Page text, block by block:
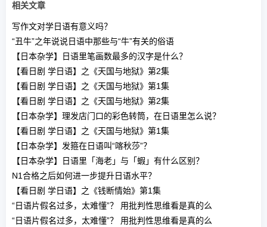
相关文章
写作文对学日语有意义吗？
“丑牛”之年说说日语中那些与“牛”有关的俗语
【日本杂学】日语里笔画数最多的汉字是什么？
【看日剧 学日语】之《天国与地狱》第2集
【看日剧 学日语】之《天国与地狱》第1集
【看日剧 学日语】之《天国与地狱》第2集
【日本杂学】理发店门口的彩色转筒，在日语里怎么说？
【看日剧 学日语】之《天国与地狱》第1集
【日本杂学】发箍在日语叫“喀秋莎”？
【日本杂学】日语里「海老」与「蝦」有什么区别？
N1合格之后如何进一步提升日语水平？
【看日剧 学日语】之《钱断情始》第1集
“日语片假名过多，太难懂”？ 用批判性思维看是真的么
“日语片假名过多，太难懂”？ 用批判性思维看是真的么